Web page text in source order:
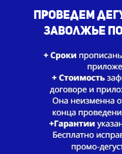
Проведем
Заволжье